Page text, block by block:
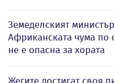
Земеделският
Африканската чума по
не е опасна за хората